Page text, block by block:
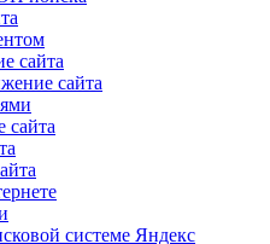
сайта
сайта
сайта
системе Яндекс